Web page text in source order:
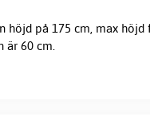
höjd på 175 cm, max
är 60 cm.